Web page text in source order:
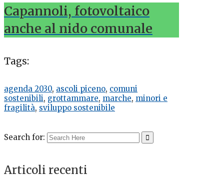
Capannoli, fotovoltaico
anche al nido comunale
Tags:
agenda 2030, ascoli piceno, comuni
sostenibili, grottammare, marche, minori e
fragilità, sviluppo sostenibile
Search for:
Articoli recenti